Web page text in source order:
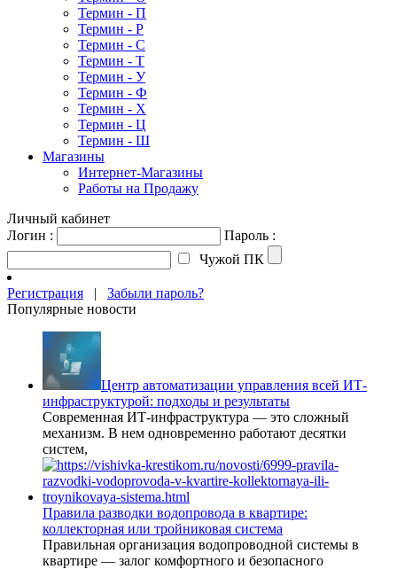
Термин - П
Термин - Р
Термин - С
Термин - Т
Термин - У
Термин - Ф
Термин - Х
Термин - Ц
Термин - Ш
Магазины
Интернет-Магазины
Работы на Продажу
Личный кабинет
Логин :
Пароль :
Чужой ПК
Регистрация | Забыли пароль?
Популярные новости
Центр автоматизации управления всей ИТ-
инфраструктурой: подходы и результаты
Современная ИТ-инфраструктура — это сложный
механизм. В нем одновременно работают десятки
систем,
Правила разводки водопровода в квартире:
коллекторная или тройниковая система
Правильная организация водопроводной системы в
квартире — залог комфортного и безопасного